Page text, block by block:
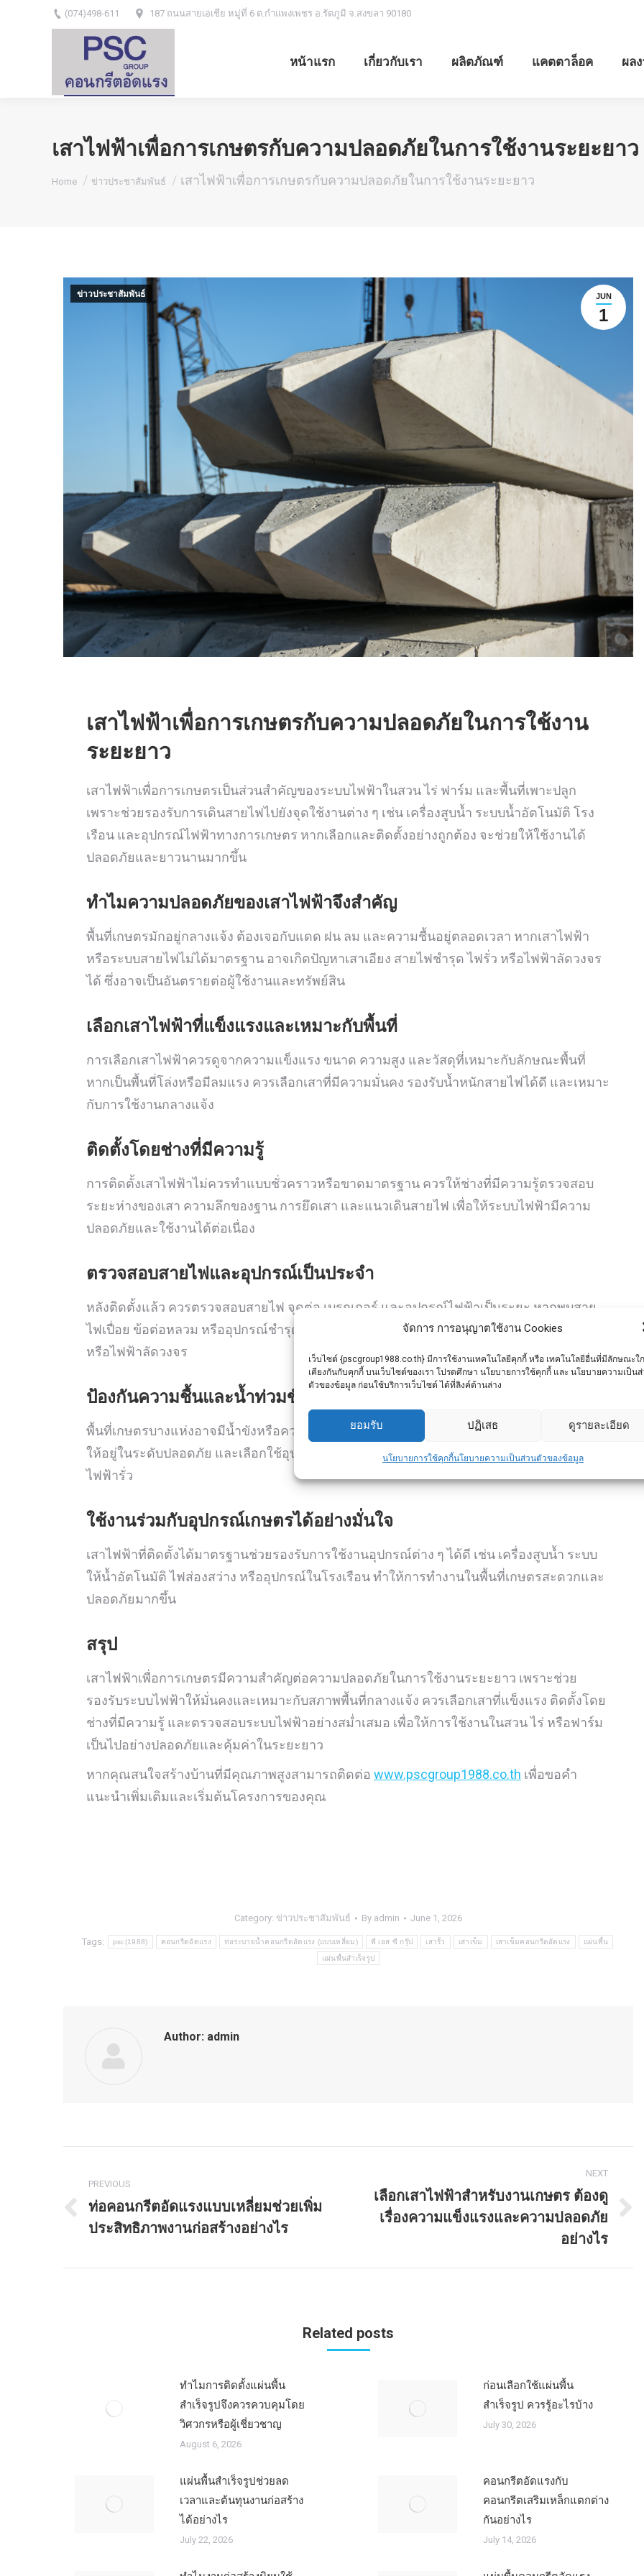
จัดการ การอนุญาตใช้งาน Cookies
เว็บไซต์ {pscgroup1988.co.th} มีการใช้งานเทคโนโลยีคุกกี้ หรือ เทคโนโลยีอื่นที่มีลักษณะใ
เคียงกันกับคุกกี้ บนเว็บไซต์ของเรา โปรดศึกษา นโยบายการใช้คุกกี้ และ นโยบายความเป็น
ตัวของข้อมูล ก่อนใช้บริการเว็บไซต์ ได้ที่ลิงค์ด้านล่าง
ยอมรับ ปฏิเสธ ดูรายละเอียด
นโยบายการใช้คุกกี้นโยบายความเป็นส่วนตัวของข้อมูล
(074)498-611 187 ถนนสายเอเชีย หมู่ที่ 6 ต.กำแพงเพชร อ.รัตภูมิ จ.สงขลา 90180
หน้าแรก เกี่ยวกับเรา ผลิตภัณฑ์ แคตตาล็อค ผล
เสาไฟฟ้าเพื่อการเกษตรกับความปลอดภัยในการใช้งานระยะยาว
Home ข่าวประชาสัมพันธ์ เสาไฟฟ้าเพื่อการเกษตรกับความปลอดภัยในการใช้งานระยะยาว
JUN
1
ข่าวประชาสัมพันธ์
เสาไฟฟ้าเพื่อการเกษตรกับความปลอดภัยในการใช้งาน
ระยะยาว
เสาไฟฟ้าเพื่อการเกษตรเป็นส่วนสำคัญของระบบไฟฟ้าในสวน ไร่ ฟาร์ม และพื้นที่เพาะปลูก
เพราะช่วยรองรับการเดินสายไฟไปยังจุดใช้งานต่าง ๆ เช่น เครื่องสูบน้ำ ระบบน้ำอัตโนมัติ โรง
เรือน และอุปกรณ์ไฟฟ้าทางการเกษตร หากเลือกและติดตั้งอย่างถูกต้อง จะช่วยให้ใช้งานได้
ปลอดภัยและยาวนานมากขึ้น
ทำไมความปลอดภัยของเสาไฟฟ้าจึงสำคัญ
พื้นที่เกษตรมักอยู่กลางแจ้ง ต้องเจอกับแดด ฝน ลม และความชื้นอยู่ตลอดเวลา หากเสาไฟฟ้า
หรือระบบสายไฟไม่ได้มาตรฐาน อาจเกิดปัญหาเสาเอียง สายไฟชำรุด ไฟรั่ว หรือไฟฟ้าลัดวงจร
ได้ ซึ่งอาจเป็นอันตรายต่อผู้ใช้งานและทรัพย์สิน
เลือกเสาไฟฟ้าที่แข็งแรงและเหมาะกับพื้นที่
การเลือกเสาไฟฟ้าควรดูจากความแข็งแรง ขนาด ความสูง และวัสดุที่เหมาะกับลักษณะพื้นที่
หากเป็นพื้นที่โล่งหรือมีลมแรง ควรเลือกเสาที่มีความมั่นคง รองรับน้ำหนักสายไฟได้ดี และเหมาะ
กับการใช้งานกลางแจ้ง
ติดตั้งโดยช่างที่มีความรู้
การติดตั้งเสาไฟฟ้าไม่ควรทำแบบชั่วคราวหรือขาดมาตรฐาน ควรให้ช่างที่มีความรู้ตรวจสอบ
ระยะห่างของเสา ความลึกของฐาน การยึดเสา และแนวเดินสายไฟ เพื่อให้ระบบไฟฟ้ามีความ
ปลอดภัยและใช้งานได้ต่อเนื่อง
ตรวจสอบสายไฟและอุปกรณ์เป็นประจำ
หลังติดตั้งแล้ว ควรตรวจสอบสายไฟ จุดต่อ เบรกเกอร์ และอุปกรณ์ไฟฟ้าเป็นระยะ หากพบสาย
ไฟเปื่อย ข้อต่อหลวม หรืออุปกรณ์ชำรุด ควรรีบซ่อมแซมทันที เพื่อป้องกันอันตรายจากไฟฟ้ารั่ว
หรือไฟฟ้าลัดวงจร
ป้องกันความชื้นและน้ำท่วมขัง
พื้นที่เกษตรบางแห่งอาจมีน้ำขังหรือความชื้นสูง จึงควรวางระบบไฟฟ้าให้เหมาะสม ยกจุดต่อไฟ
ให้อยู่ในระดับปลอดภัย และเลือกใช้อุปกรณ์ที่ทนต่อสภาพกลางแจ้ง เพื่อลดความเสี่ยงในการเกิด
ไฟฟ้ารั่ว
ใช้งานร่วมกับอุปกรณ์เกษตรได้อย่างมั่นใจ
เสาไฟฟ้าที่ติดตั้งได้มาตรฐานช่วยรองรับการใช้งานอุปกรณ์ต่าง ๆ ได้ดี เช่น เครื่องสูบน้ำ ระบบ
ให้น้ำอัตโนมัติ ไฟส่องสว่าง หรืออุปกรณ์ในโรงเรือน ทำให้การทำงานในพื้นที่เกษตรสะดวกและ
ปลอดภัยมากขึ้น
สรุป
เสาไฟฟ้าเพื่อการเกษตรมีความสำคัญต่อความปลอดภัยในการใช้งานระยะยาว เพราะช่วย
รองรับระบบไฟฟ้าให้มั่นคงและเหมาะกับสภาพพื้นที่กลางแจ้ง ควรเลือกเสาที่แข็งแรง ติดตั้งโดย
ช่างที่มีความรู้ และตรวจสอบระบบไฟฟ้าอย่างสม่ำเสมอ เพื่อให้การใช้งานในสวน ไร่ หรือฟาร์ม
เป็นไปอย่างปลอดภัยและคุ้มค่าในระยะยาว
หากคุณสนใจสร้างบ้านที่มีคุณภาพสูงสามารถติดต่อ www.pscgroup1988.co.th เพื่อขอคำ
แนะนำเพิ่มเติมและเริ่มต้นโครงการของคุณ
Category: ข่าวประชาสัมพันธ์ By admin June 1, 2026
Tags: psc(1988) คอนกรีตอัดแรง ท่อระบายน้ำคอนกรีตอัดแรง (แบบเหลี่ยม) พี เอส ซี กรุ๊ป เสารั้ว เสาเข็ม เสาเข็มคอนกรีตอัดแรง แผ่นพื้น
แผ่นพื้นสำเร็จรูป
Author: admin
Post
navigation
PREVIOUS
post:
ท่อคอนกรีตอัดแรงแบบเหลี่ยมช่วยเพิ่ม
ประสิทธิภาพงานก่อสร้างอย่างไร
NEXT
Next
เลือกเสาไฟฟ้าสำหรับงานเกษตร ต้องดู
เรื่องความแข็งแรงและความปลอดภัย
อย่างไร
Related posts
ทำไมการติดตั้งแผ่นพื้น
สำเร็จรูปจึงควรควบคุมโดย
วิศวกรหรือผู้เชี่ยวชาญ
August 6, 2026
ก่อนเลือกใช้แผ่นพื้น
สำเร็จรูป ควรรู้อะไรบ้าง
July 30, 2026
แผ่นพื้นสำเร็จรูปช่วยลด
เวลาและต้นทุนงานก่อสร้าง
ได้อย่างไร
July 22, 2026
คอนกรีตอัดแรงกับ
คอนกรีตเสริมเหล็กแตกต่าง
กันอย่างไร
July 14, 2026